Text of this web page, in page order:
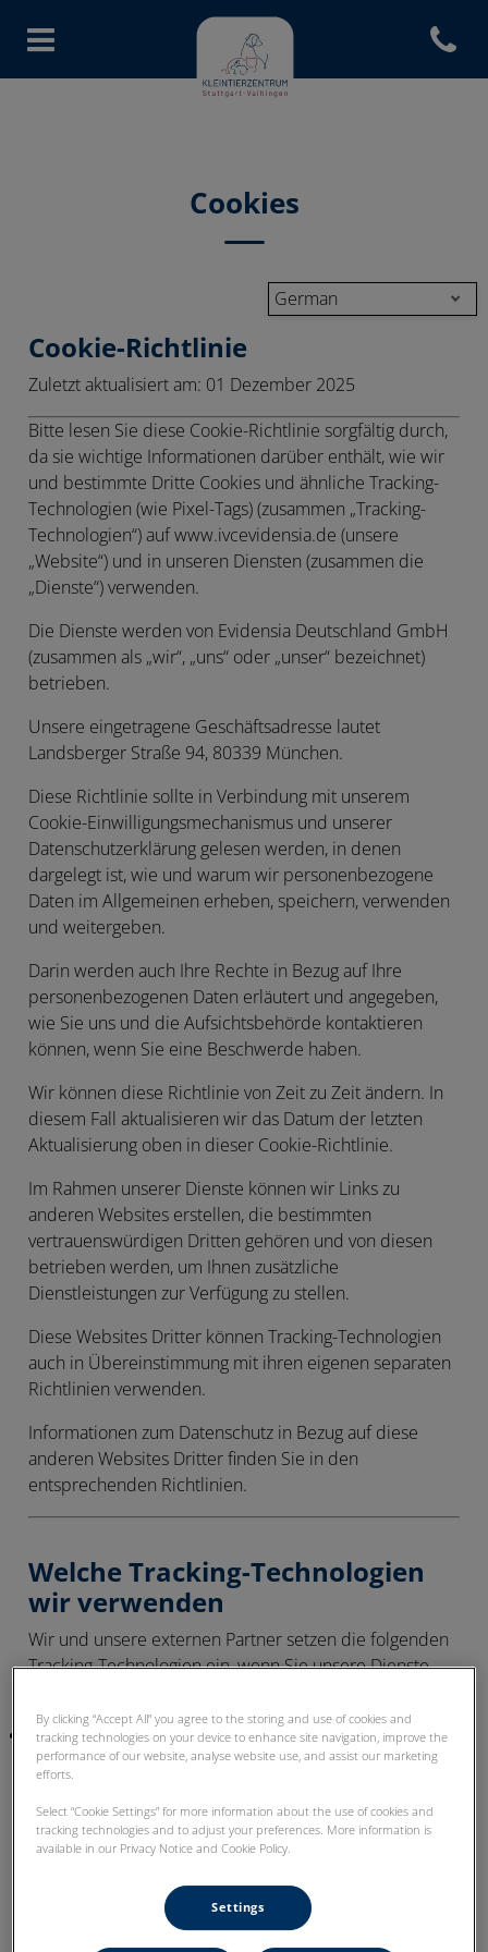
Homepage Kleintierzentrum
Open
Cookies
German
Cookie-Richtlinie
Zuletzt aktualisiert am: 01 Dezember 2025
Bitte lesen Sie diese Cookie-Richtlinie sorgfältig durch,
da sie wichtige Informationen darüber enthält, wie wir
und bestimmte Dritte Cookies und ähnliche Tracking-
Technologien (wie Pixel-Tags) (zusammen „Tracking-
Technologien“) auf www.ivcevidensia.de (unsere
„Website“) und in unseren Diensten (zusammen die
„Dienste“) verwenden.
Die Dienste werden von Evidensia Deutschland GmbH
(zusammen als „wir“, „uns“ oder „unser“ bezeichnet)
betrieben.
Unsere eingetragene Geschäftsadresse lautet
Landsberger Straße 94, 80339 München.
Diese Richtlinie sollte in Verbindung mit unserem
Cookie-Einwilligungsmechanismus und unserer
Datenschutzerklärung gelesen werden, in denen
dargelegt ist, wie und warum wir personenbezogene
Daten im Allgemeinen erheben, speichern, verwenden
und weitergeben.
Darin werden auch Ihre Rechte in Bezug auf Ihre
personenbezogenen Daten erläutert und angegeben,
wie Sie uns und die Aufsichtsbehörde kontaktieren
können, wenn Sie eine Beschwerde haben.
Wir können diese Richtlinie von Zeit zu Zeit ändern. In
diesem Fall aktualisieren wir das Datum der letzten
Aktualisierung oben in dieser Cookie-Richtlinie.
Im Rahmen unserer Dienste können wir Links zu
anderen Websites erstellen, die bestimmten
vertrauenswürdigen Dritten gehören und von diesen
betrieben werden, um Ihnen zusätzliche
Dienstleistungen zur Verfügung zu stellen.
Diese Websites Dritter können Tracking-Technologien
auch in Übereinstimmung mit ihren eigenen separaten
Richtlinien verwenden.
Informationen zum Datenschutz in Bezug auf diese
anderen Websites Dritter finden Sie in den
entsprechenden Richtlinien.
Welche Tracking-Technologien
wir verwenden
Wir und unsere externen Partner setzen die folgenden
Tracking-Technologien ein, wenn Sie unsere Dienste
Cookies:Ein Cookie ist eine kleine Textdatei, die auf
Ihrem Gerät (z. B. Computer, Smartphone oder einem
unsere Dienste nutzen. Diese helfen uns, Sie und Ihr
Gerät wiederzuerkennen und einige Informationen
frühere Handlungen zu speichern. Beispielsweise
können wir überwachen, wie oft Sie die Dienste
besuchen, welche Seiten Sie aufrufen und
By clicking “Accept All” you agree to the storing and use of cookies and
tracking technologies on your device to enhance site navigation, improve the
performance of our website, analyse website use, and assist our marketing
efforts.
Select “Cookie Settings” for more information about the use of cookies and
tracking technologies and to adjust your preferences. More information is
available in our Privacy Notice and Cookie Policy.
Settings